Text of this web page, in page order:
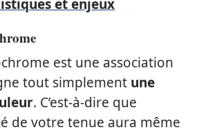
et enjeux
est une association
tout simplement une
. C’est-à-dire que
de votre tenue aura même